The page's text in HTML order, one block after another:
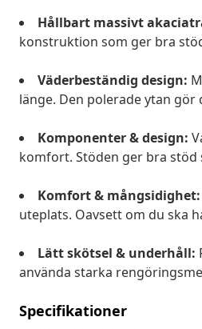
Hållbart massivt
konstruktion som ger bra
Väderbeständig design:
länge. Den polerade ytan
Komponenter & design:
komfort. Stöden ger bra stöd
Komfort & mångsidighet:
uteplats. Oavsett om du ska
Lätt skötsel & underhåll:
använda starka
Specifikationer